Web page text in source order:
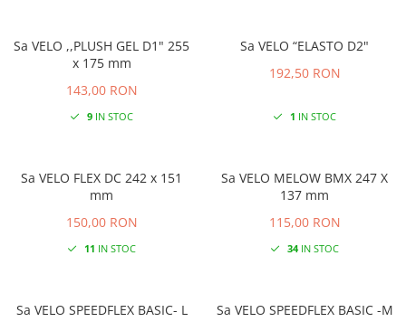
Sa VELO ,,PLUSH GEL D1" 255
x 175 mm
143,00 RON
9IN STOC
Sa VELO “ELASTO D2"
192,50 RON
1 IN STOC
Sa VELO FLEX DC 242 x 151
mm
150,00 RON
11 IN STOC
Sa VELO MELOW BMX 247 X
137 mm
115,00 RON
34IN STOC
Sa VELO SPEEDFLEX BASIC- L
Sa VELO SPEEDFLEX BASIC -M